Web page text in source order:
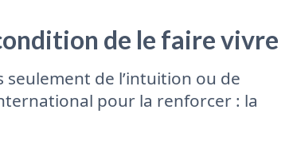
de le faire vivre
de l’intuition ou de
pour la renforcer : la